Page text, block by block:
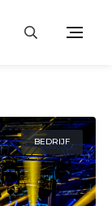
BEDRIJF